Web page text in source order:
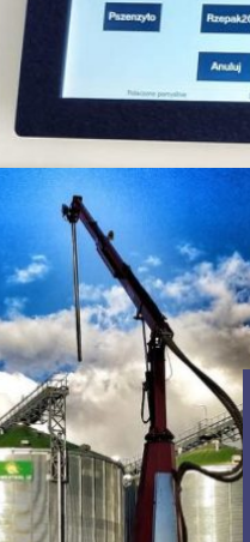
Edition1